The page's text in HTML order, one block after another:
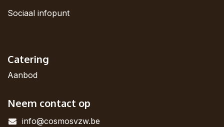
Sociaal infopunt
Catering
Aanbod
Neem contact op
info@cosmosvzw.be